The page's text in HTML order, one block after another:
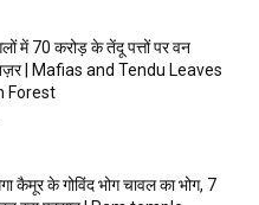
में 70 करोड़ के तेंदू पत्तों पर वन
| Mafias and Tendu Leaves
Forest
कैमूर के गोविंद भोग चावल का भोग, 7